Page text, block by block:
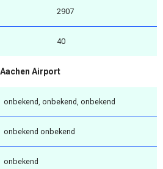
2907
40
Airport
onbekend, onbekend, onbekend
onbekend onbekend
onbekend